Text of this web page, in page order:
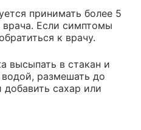
принимать более 5
врача. Если симптомы
к врачу.
высыпать в стакан и
водой, размешать до
добавить сахар или